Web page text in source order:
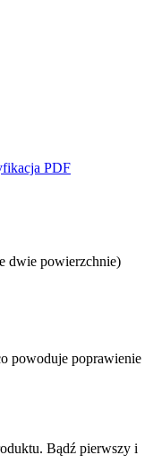
PDF
dwie powierzchnie)
powoduje poprawienie
Bądź pierwszy i